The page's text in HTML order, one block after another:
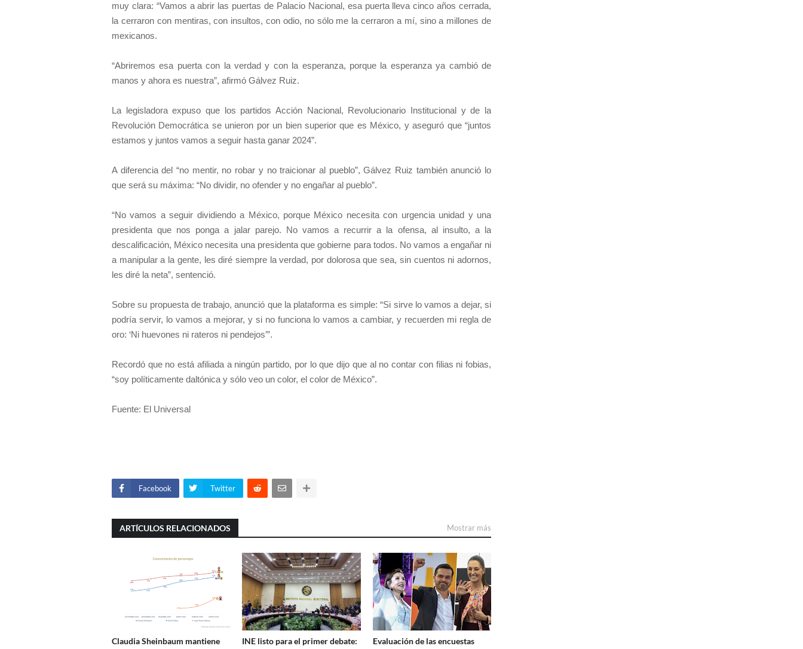
muy clara: “Vamos a abrir las puertas de Palacio Nacional, esa puerta lleva cinco años cerrada,
la cerraron con mentiras, con insultos, con odio, no sólo me la cerraron a mí, sino a millones de
mexicanos.
“Abriremos esa puerta con la verdad y con la esperanza, porque la esperanza ya cambió de
manos y ahora es nuestra”, afirmó Gálvez Ruiz.
La legisladora expuso que los partidos Acción Nacional, Revolucionario Institucional y de la
Revolución Democrática se unieron por un bien superior que es México, y aseguró que “juntos
estamos y juntos vamos a seguir hasta ganar 2024”.
A diferencia del “no mentir, no robar y no traicionar al pueblo”, Gálvez Ruiz también anunció lo
que será su máxima: “No dividir, no ofender y no engañar al pueblo”.
“No vamos a seguir dividiendo a México, porque México necesita con urgencia unidad y una
presidenta que nos ponga a jalar parejo. No vamos a recurrir a la ofensa, al insulto, a la
descalificación, México necesita una presidenta que gobierne para todos. No vamos a engañar ni
a manipular a la gente, les diré siempre la verdad, por dolorosa que sea, sin cuentos ni adornos,
les diré la neta”, sentenció.
Sobre su propuesta de trabajo, anunció que la plataforma es simple: “Si sirve lo vamos a dejar, si
podría servir, lo vamos a mejorar, y si no funciona lo vamos a cambiar, y recuerden mi regla de
oro: ‘Ni huevones ni rateros ni pendejos’”.
Recordó que no está afiliada a ningún partido, por lo que dijo que al no contar con filias ni fobias,
“soy políticamente daltónica y sólo veo un color, el color de México”.
Fuente: El Universal
Facebook Twitter
ARTÍCULOS RELACIONADOS Mostrar más
Claudia Sheinbaum mantiene
INE listo para el primer debate:
Evaluación de las encuestas